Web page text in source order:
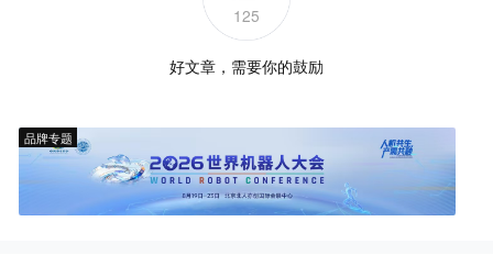
125
好文章，需要你的鼓励
品牌专题